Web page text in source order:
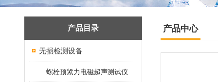
产品目录
无损检测设备
螺栓预紧力电磁超声测试仪
产品中心